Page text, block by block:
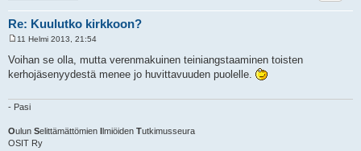
Re: Kuulutko kirkkoon?
e
s
11 Helmi 2013, 21:54
Voihan se olla, mutta verenmakuinen teiniangstaaminen toisten
kerhojäsenyydestä menee jo huvittavuuden puolelle.
- Pasi
Oulun Selittämättömien Ilmiöiden Tutkimusseura
OSIT Ry